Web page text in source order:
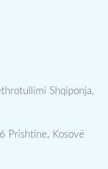
Shqiponja,
Prishtine, Kosovë